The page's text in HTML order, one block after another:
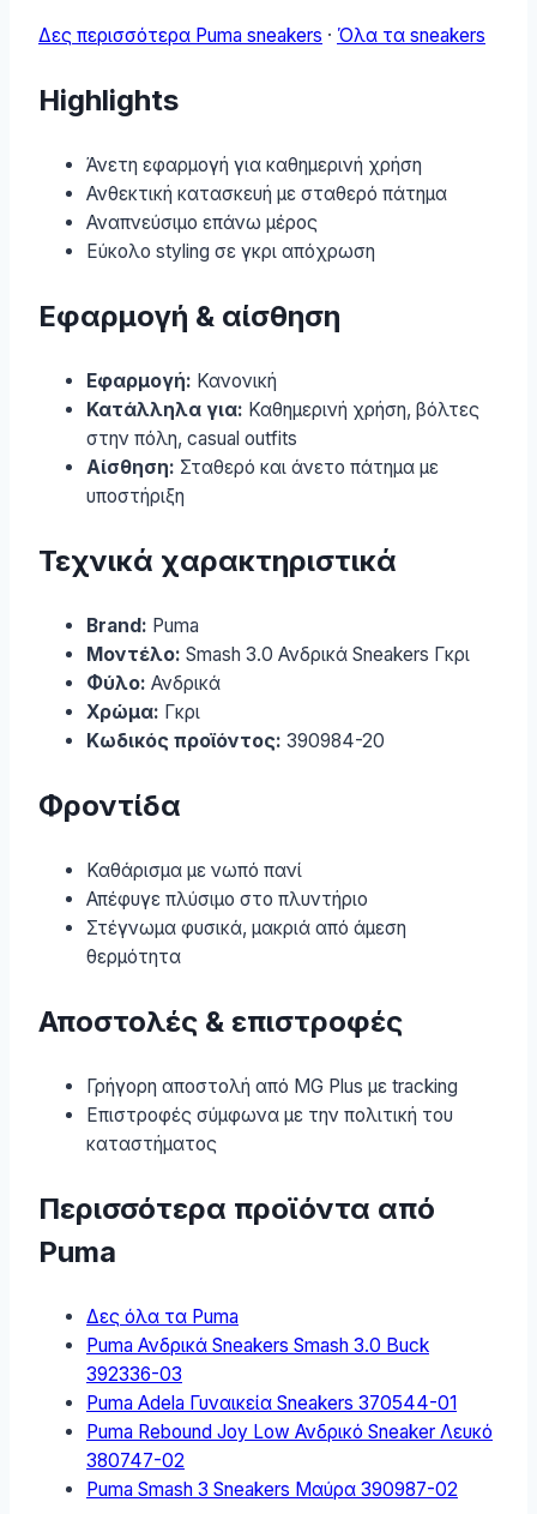
Δες περισσότερα Puma sneakers · Όλα τα sneakers
Highlights
Άνετη εφαρμογή για καθημερινή χρήση
Ανθεκτική κατασκευή με σταθερό πάτημα
Αναπνεύσιμο επάνω μέρος
Εύκολο styling σε γκρι απόχρωση
Εφαρμογή & αίσθηση
Εφαρμογή: Κανονική
Κατάλληλα για: Καθημερινή χρήση, βόλτες
στην πόλη, casual outfits
Αίσθηση: Σταθερό και άνετο πάτημα με
υποστήριξη
Τεχνικά χαρακτηριστικά
Brand: Puma
Μοντέλο: Smash 3.0 Ανδρικά Sneakers Γκρι
Φύλο: Ανδρικά
Χρώμα: Γκρι
Κωδικός προϊόντος: 390984-20
Φροντίδα
Καθάρισμα με νωπό πανί
Απέφυγε πλύσιμο στο πλυντήριο
Στέγνωμα φυσικά, μακριά από άμεση
θερμότητα
Αποστολές & επιστροφές
Γρήγορη αποστολή από MG Plus με tracking
Επιστροφές σύμφωνα με την πολιτική του
καταστήματος
Περισσότερα προϊόντα από
Puma
Δες όλα τα Puma
Puma Ανδρικά Sneakers Smash 3.0 Buck
392336-03
Puma Adela Γυναικεία Sneakers 370544-01
Puma Rebound Joy Low Ανδρικό Sneaker Λευκό
380747-02
Puma Smash 3 Sneakers Μαύρα 390987-02